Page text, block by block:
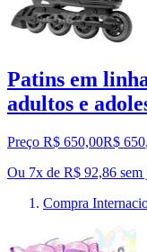
Patins em
adultos e
Preço R$ 650,00R$ 650,
Ou 7x de R$ 92,86 sem
Compra